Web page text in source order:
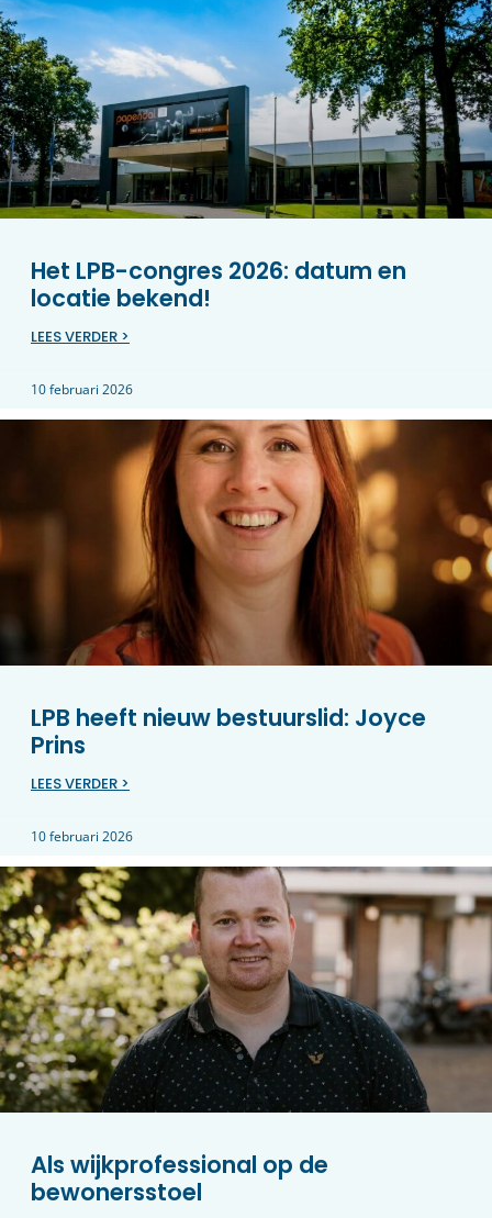
Het LPB-congres 2026: datum en
locatie bekend!
LEES VERDER >
10 februari 2026
LPB heeft nieuw bestuurslid: Joyce
Prins
LEES VERDER >
10 februari 2026
Als wijkprofessional op de
bewonersstoel